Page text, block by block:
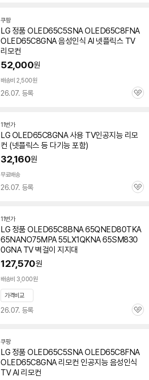
쿠팡
LG 정품 OLED65C5SNA OLED65C8FNA
OLED65C8GNA 음성인식 AI 넷플릭스 TV
리모컨
52,000원
배송비 2,500원
26.07. 등록
관
11번가
LG OLED65C8GNA 사용 TV인공지능 리모
컨 (넷플릭스 등 다기능 포함)
32,160원
무료배송
26.07. 등록
관
11번가
LG 정품 OLED65C8BNA 65QNED80TKA
65NANO75MPA 55LX1QKNA 65SM830
0GNA TV 벽걸이 지지대
127,570원
배송비 3,000원
가격비교
26.07. 등록
관
쿠팡
LG 정품 OLED65C5SNA OLED65C8FNA
OLED65C8GNA 리모컨 인공지능 음성인식
TV AI 리모컨